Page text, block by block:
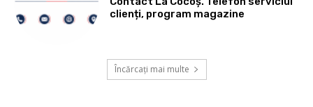
clienți, program magazine
Încărcați mai multe